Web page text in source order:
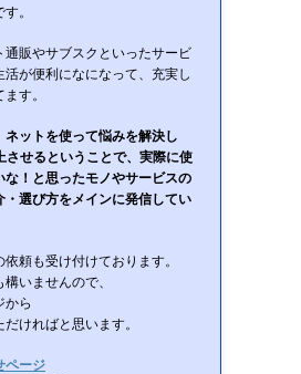
。
通販やサブスクといったサービ
活が便利になになって、充実し
す。
ネットを使って悩みを解決し
させるということで、実際に使
な！と思ったモノやサービスの
・選び方をメインに発信してい
頼も受け付けております。
いませんので、
から
ければと思います。
ページ